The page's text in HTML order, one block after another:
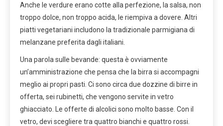
Anche le verdure erano cotte alla perfezione, la salsa, non
troppo dolce, non troppo acida, le riempiva a dovere. Altri
piatti vegetariani includono la tradizionale parmigiana di
melanzane preferita dagli italiani.
Una parola sulle bevande: questa è ovviamente
un’amministrazione che pensa che la birra si accompagni
meglio ai propri pasti. Ci sono circa due dozzine di birre in
offerta, sei rubinetti, che vengono servite in vetro
ghiacciato. Le offerte di alcolici sono molto basse. Con il
vetro, devi scegliere tra quattro bianchi e quattro rossi.